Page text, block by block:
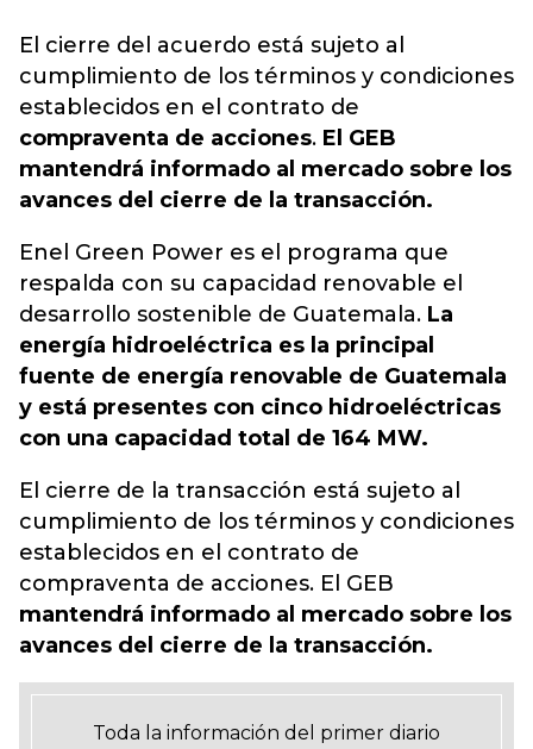
El cierre del acuerdo está sujeto al
cumplimiento de los términos y condiciones
establecidos en el contrato de
compraventa de acciones. El GEB
mantendrá informado al mercado sobre los
avances del cierre de la transacción.
Enel Green Power es el programa que
respalda con su capacidad renovable el
desarrollo sostenible de Guatemala. La
energía hidroeléctrica es la principal
fuente de energía renovable de Guatemala
y está presentes con cinco hidroeléctricas
con una capacidad total de 164 MW.
El cierre de la transacción está sujeto al
cumplimiento de los términos y condiciones
establecidos en el contrato de
compraventa de acciones. El GEB
mantendrá informado al mercado sobre los
avances del cierre de la transacción.
Toda la información del primer diario